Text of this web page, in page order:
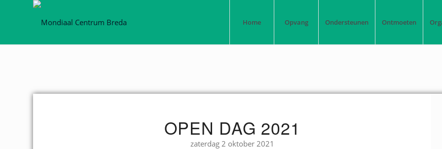
Home Opvang Ondersteunen Ontmoeten
OPEN DAG 2021
zaterdag 2 oktober 2021